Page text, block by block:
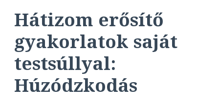
Hátizom erősítő
gyakorlatok saját
testsúllyal:
Húzódzkodás